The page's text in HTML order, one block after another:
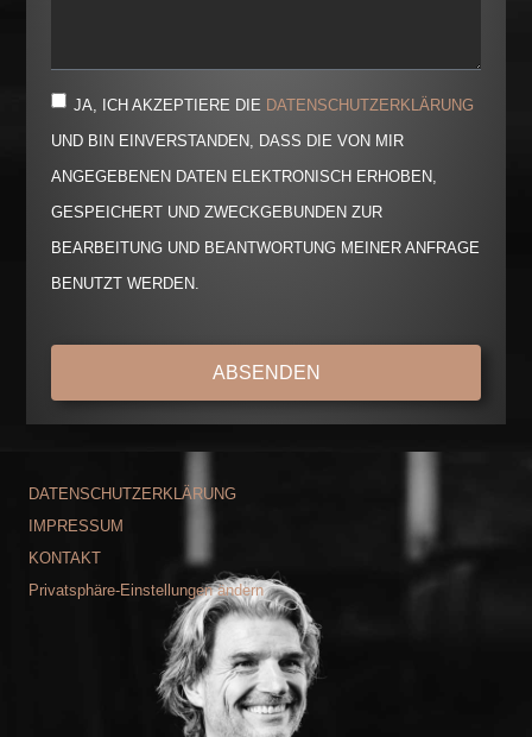
JA, ICH AKZEPTIERE DIE DATENSCHUTZERKLÄRUNG
UND BIN EINVERSTANDEN, DASS DIE VON MIR
ANGEGEBENEN DATEN ELEKTRONISCH ERHOBEN,
GESPEICHERT UND ZWECKGEBUNDEN ZUR
BEARBEITUNG UND BEANTWORTUNG MEINER ANFRAGE
BENUTZT WERDEN.
ABSENDEN
DATENSCHUTZERKLÄRUNG
IMPRESSUM
KONTAKT
Privatsphäre-Einstellungen ändern